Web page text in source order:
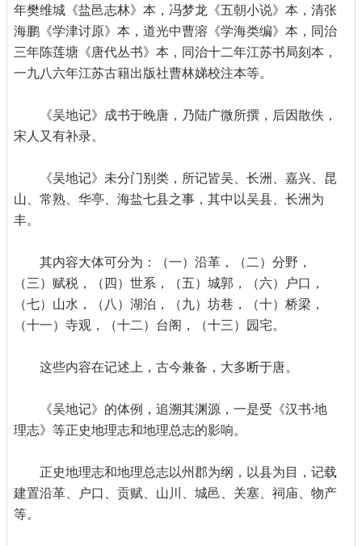
年樊维城《盐邑志林》本，冯梦龙《五朝小说》本，清张
海鹏《学津讨原》本，道光中曹溶《学海类编》本，同治
三年陈莲塘《唐代丛书》本，同治十二年江苏书局刻本，
一九八六年江苏古籍出版社曹林娣校注本等。
《吴地记》成书于晚唐，乃陆广微所撰，后因散佚，
宋人又有补录。
《吴地记》未分门别类，所记皆吴、长洲、嘉兴、昆
山、常熟、华亭、海盐七县之事，其中以吴县、长洲为
丰。
其内容大体可分为：（一）沿革，（二）分野，
（三）赋税，（四）世系，（五）城郭，（六）户口，
（七）山水，（八）湖泊，（九）坊巷，（十）桥梁，
（十一）寺观，（十二）台阁，（十三）园宅。
这些内容在记述上，古今兼备，大多断于唐。
《吴地记》的体例，追溯其渊源，一是受《汉书·地
理志》等正史地理志和地理总志的影响。
正史地理志和地理总志以州郡为纲，以县为目，记载
建置沿革、户口、贡赋、山川、城邑、关塞、祠庙、物产
等。